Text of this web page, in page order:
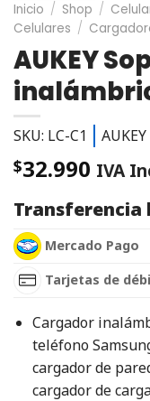
Inicio / Shop /
Celulares /
AUKEY
SKU: LC-C1 AUKEY
$32.990 IVA
Transferencia
Mercado Pago
Tarjetas de
Cargador
teléfono
cargador de
cargador de